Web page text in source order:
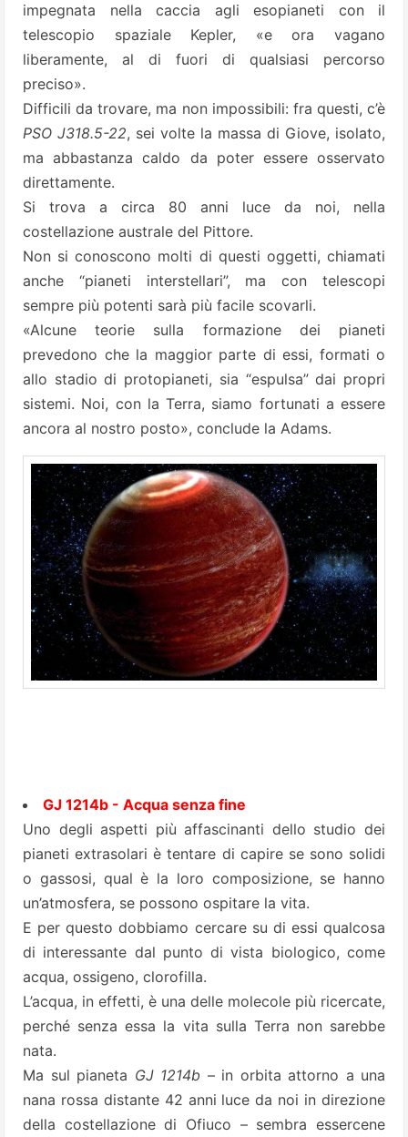
impegnata nella caccia agli esopianeti con il
telescopio spaziale Kepler, «e ora vagano
liberamente, al di fuori di qualsiasi percorso
preciso».
Difficili da trovare, ma non impossibili: fra questi, c’è
PSO J318.5-22, sei volte la massa di Giove, isolato,
ma abbastanza caldo da poter essere osservato
direttamente.
Si trova a circa 80 anni luce da noi, nella
costellazione australe del Pittore.
Non si conoscono molti di questi oggetti, chiamati
anche “pianeti interstellari”, ma con telescopi
sempre più potenti sarà più facile scovarli.
«Alcune teorie sulla formazione dei pianeti
prevedono che la maggior parte di essi, formati o
allo stadio di protopianeti, sia “espulsa” dai propri
sistemi. Noi, con la Terra, siamo fortunati a essere
ancora al nostro posto», conclude la Adams.
GJ 1214b - Acqua senza fine
Uno degli aspetti più affascinanti dello studio dei
pianeti extrasolari è tentare di capire se sono solidi
o gassosi, qual è la loro composizione, se hanno
un’atmosfera, se possono ospitare la vita.
E per questo dobbiamo cercare su di essi qualcosa
di interessante dal punto di vista biologico, come
acqua, ossigeno, clorofilla.
L’acqua, in effetti, è una delle molecole più ricercate,
perché senza essa la vita sulla Terra non sarebbe
nata.
Ma sul pianeta GJ 1214b – in orbita attorno a una
nana rossa distante 42 anni luce da noi in direzione
della costellazione di Ofiuco – sembra essercene